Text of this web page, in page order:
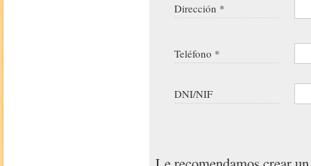
Dirección *
Teléfono *
DNI/NIF